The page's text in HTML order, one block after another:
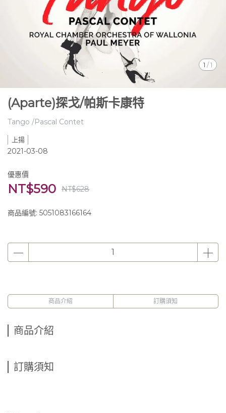
1 /1
(Aparte)探戈/帕斯卡康特
Tango /Pascal Contet
上揚
2021-03-08
優惠價
NT$590 NT$628
商品編號: 5051083166164
商品介紹 訂購須知
商品介紹
訂購須知